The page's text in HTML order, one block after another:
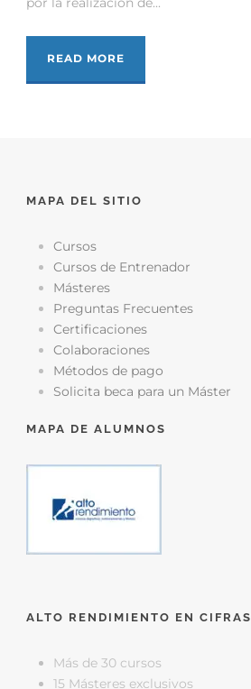
READ MORE
MAPA DEL SITIO
Cursos
Cursos de Entrenador
Másteres
Preguntas Frecuentes
Certificaciones
Colaboraciones
Métodos de pago
Solicita beca para un Máster
MAPA DE ALUMNOS
ALTO RENDIMIENTO EN CIFRAS
Más de 30 cursos
15 Másteres exclusivos